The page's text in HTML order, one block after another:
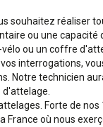
souhaitez réaliser
ou une
ou un coffre
interrogations,
Notre technicien
d'attelage.
Forte de
France où nous